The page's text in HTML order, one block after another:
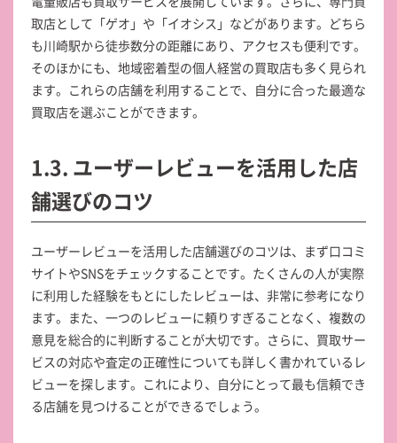
取店として「ゲオ」や「イオシス」などがあります。どちら
も川崎駅から徒歩数分の距離にあり、アクセスも便利です。
そのほかにも、地域密着型の個人経営の買取店も多く見られ
ます。これらの店舗を利用することで、自分に合った最適な
買取店を選ぶことができます。
1.3. ユーザーレビューを活用した店
舗選びのコツ
ユーザーレビューを活用した店舗選びのコツは、まず口コミ
サイトやSNSをチェックすることです。たくさんの人が実際
に利用した経験をもとにしたレビューは、非常に参考になり
ます。また、一つのレビューに頼りすぎることなく、複数の
意見を総合的に判断することが大切です。さらに、買取サー
ビスの対応や査定の正確性についても詳しく書かれているレ
ビューを探します。これにより、自分にとって最も信頼でき
る店舗を見つけることができるでしょう。